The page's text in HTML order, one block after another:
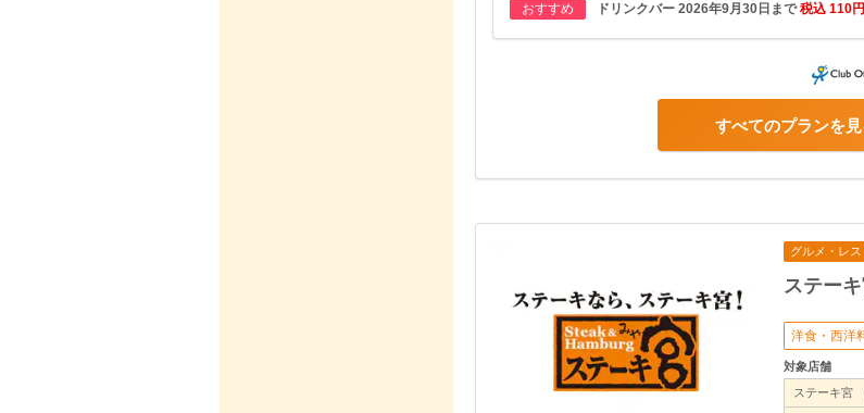
おすすめ ドリンクバー 2026年9月30日まで税込 110円
すべてのプランを見
グルメ・レス
ステー
洋食・西洋
対象店舗
ステーキ宮